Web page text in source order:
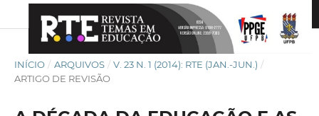
INÍCIO / ARQUIVOS / V. 23 N. 1 (2014): RTE (JAN.-JUN.) /
ARTIGO DE REVISÃO